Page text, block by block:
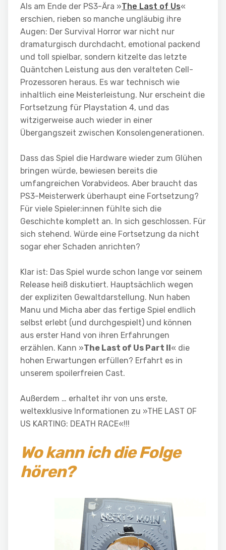
Als am Ende der PS3-Ära »The Last of Us«
erschien, rieben so manche ungläubig ihre
Augen: Der Survival Horror war nicht nur
dramaturgisch durchdacht, emotional packend
und toll spielbar, sondern kitzelte das letzte
Quäntchen Leistung aus den veralteten Cell-
Prozessoren heraus. Es war technisch wie
inhaltlich eine Meisterleistung. Nur erscheint die
Fortsetzung für Playstation 4, und das
witzigerweise auch wieder in einer
Übergangszeit zwischen Konsolengenerationen.
Dass das Spiel die Hardware wieder zum Glühen
bringen würde, bewiesen bereits die
umfangreichen Vorabvideos. Aber braucht das
PS3-Meisterwerk überhaupt eine Fortsetzung?
Für viele Spieler:innen fühlte sich die
Geschichte komplett an. In sich geschlossen. Für
sich stehend. Würde eine Fortsetzung da nicht
sogar eher Schaden anrichten?
Klar ist: Das Spiel wurde schon lange vor seinem
Release heiß diskutiert. Hauptsächlich wegen
der expliziten Gewaltdarstellung. Nun haben
Manu und Micha aber das fertige Spiel endlich
selbst erlebt (und durchgespielt) und können
aus erster Hand von ihren Erfahrungen
erzählen. Kann »The Last of Us Part II« die
hohen Erwartungen erfüllen? Erfahrt es in
unserem spoilerfreien Cast.
Außerdem … erhaltet ihr von uns erste,
weltexklusive Informationen zu »THE LAST OF
US KARTING: DEATH RACE«!!!
Wo kann ich die Folge
hören?